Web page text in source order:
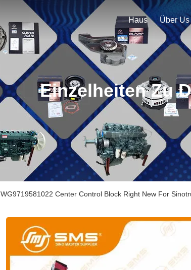
Haus Über Us
Einzelheiten Zu
WG9719581022 Center Control Block Right New For